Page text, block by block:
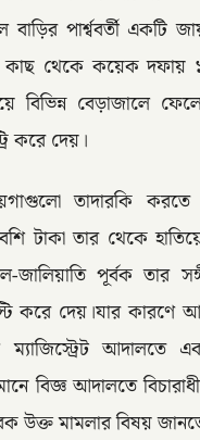
পার্শ্ববর্তী একটি
থেকে কয়েক দফায়
বিভিন্ন বেড়াজালে
করে দেয়।
তাদারকি করতে
টাকা তার থেকে
পূর্বক তার
করে দেয়।যার কারণে
ম্যাজিস্ট্রেট আদালতে
বিজ্ঞ আদালতে
উক্ত মামলার বিষয়